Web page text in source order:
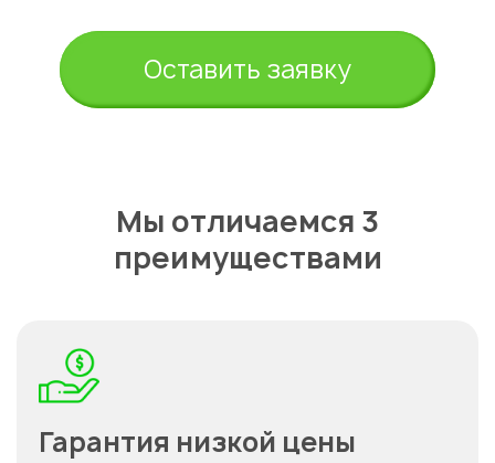
Оставить заявку
Мы отличаемся 3
преимуществами
Гарантия низкой цены